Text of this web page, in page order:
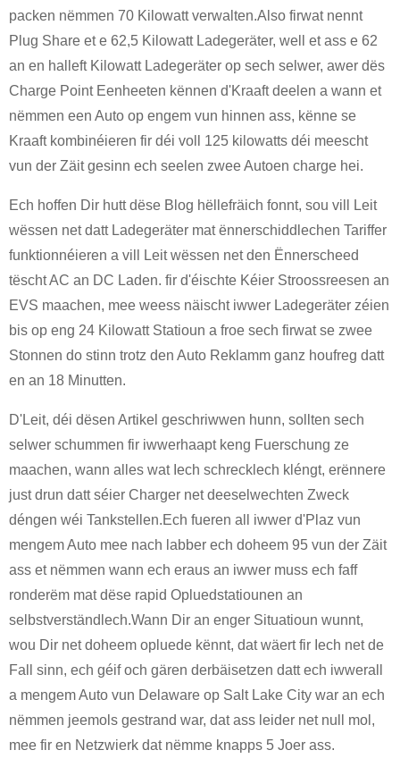
packen nëmmen 70 Kilowatt verwalten.Also firwat nennt
Plug Share et e 62,5 Kilowatt Ladegeräter, well et ass e 62
an en halleft Kilowatt Ladegeräter op sech selwer, awer dës
Charge Point Eenheeten kënnen d'Kraaft deelen a wann et
nëmmen een Auto op engem vun hinnen ass, kënne se
Kraaft kombinéieren fir déi voll 125 kilowatts déi meescht
vun der Zäit gesinn ech seelen zwee Autoen charge hei.
Ech hoffen Dir hutt dëse Blog hëllefräich fonnt, sou vill Leit
wëssen net datt Ladegeräter mat ënnerschiddlechen Tariffer
funktionnéieren a vill Leit wëssen net den Ënnerscheed
tëscht AC an DC Laden. fir d'éischte Kéier Stroossreesen an
EVS maachen, mee weess näischt iwwer Ladegeräter zéien
bis op eng 24 Kilowatt Statioun a froe sech firwat se zwee
Stonnen do stinn trotz den Auto Reklamm ganz houfreg datt
en an 18 Minutten.
D'Leit, déi dësen Artikel geschriwwen hunn, sollten sech
selwer schummen fir iwwerhaapt keng Fuerschung ze
maachen, wann alles wat Iech schrecklech kléngt, erënnere
just drun datt séier Charger net deeselwechten Zweck
déngen wéi Tankstellen.Ech fueren all iwwer d'Plaz vun
mengem Auto mee nach labber ech doheem 95 vun der Zäit
ass et nëmmen wann ech eraus an iwwer muss ech faff
ronderëm mat dëse rapid Opluedstatiounen an
selbstverständlech.Wann Dir an enger Situatioun wunnt,
wou Dir net doheem opluede kënnt, dat wäert fir Iech net de
Fall sinn, ech géif och gären derbäisetzen datt ech iwwerall
a mengem Auto vun Delaware op Salt Lake City war an ech
nëmmen jeemols gestrand war, dat ass leider net null mol,
mee fir en Netzwierk dat nëmme knapps 5 Joer ass.